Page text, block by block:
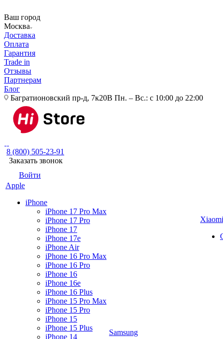
Ваш город
Москва
Доставка
Оплата
Гарантия
Trade in
Отзывы
Партнерам
Блог
Багратионовский пр-д, 7к20В Пн. – Вс.: с 10:00 до 22:00
8 (800) 505-23-91
Заказать звонок
Войти
Apple
iPhone
iPhone 17 Pro Max
iPhone 17 Pro
iPhone 17
iPhone 17e
iPhone Air
iPhone 16 Pro Max
iPhone 16 Pro
iPhone 16
iPhone 16e
iPhone 16 Plus
iPhone 15 Pro Max
iPhone 15 Pro
iPhone 15
iPhone 15 Plus
iPhone 14
Samsung
Xiaomi